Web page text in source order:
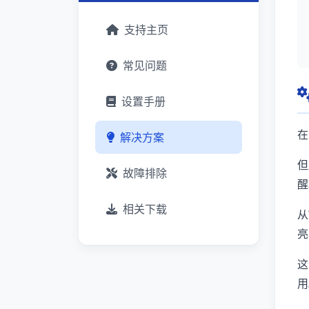
支持主页
常见问题
设置手册
解决方案
故障排除
相关下载
用